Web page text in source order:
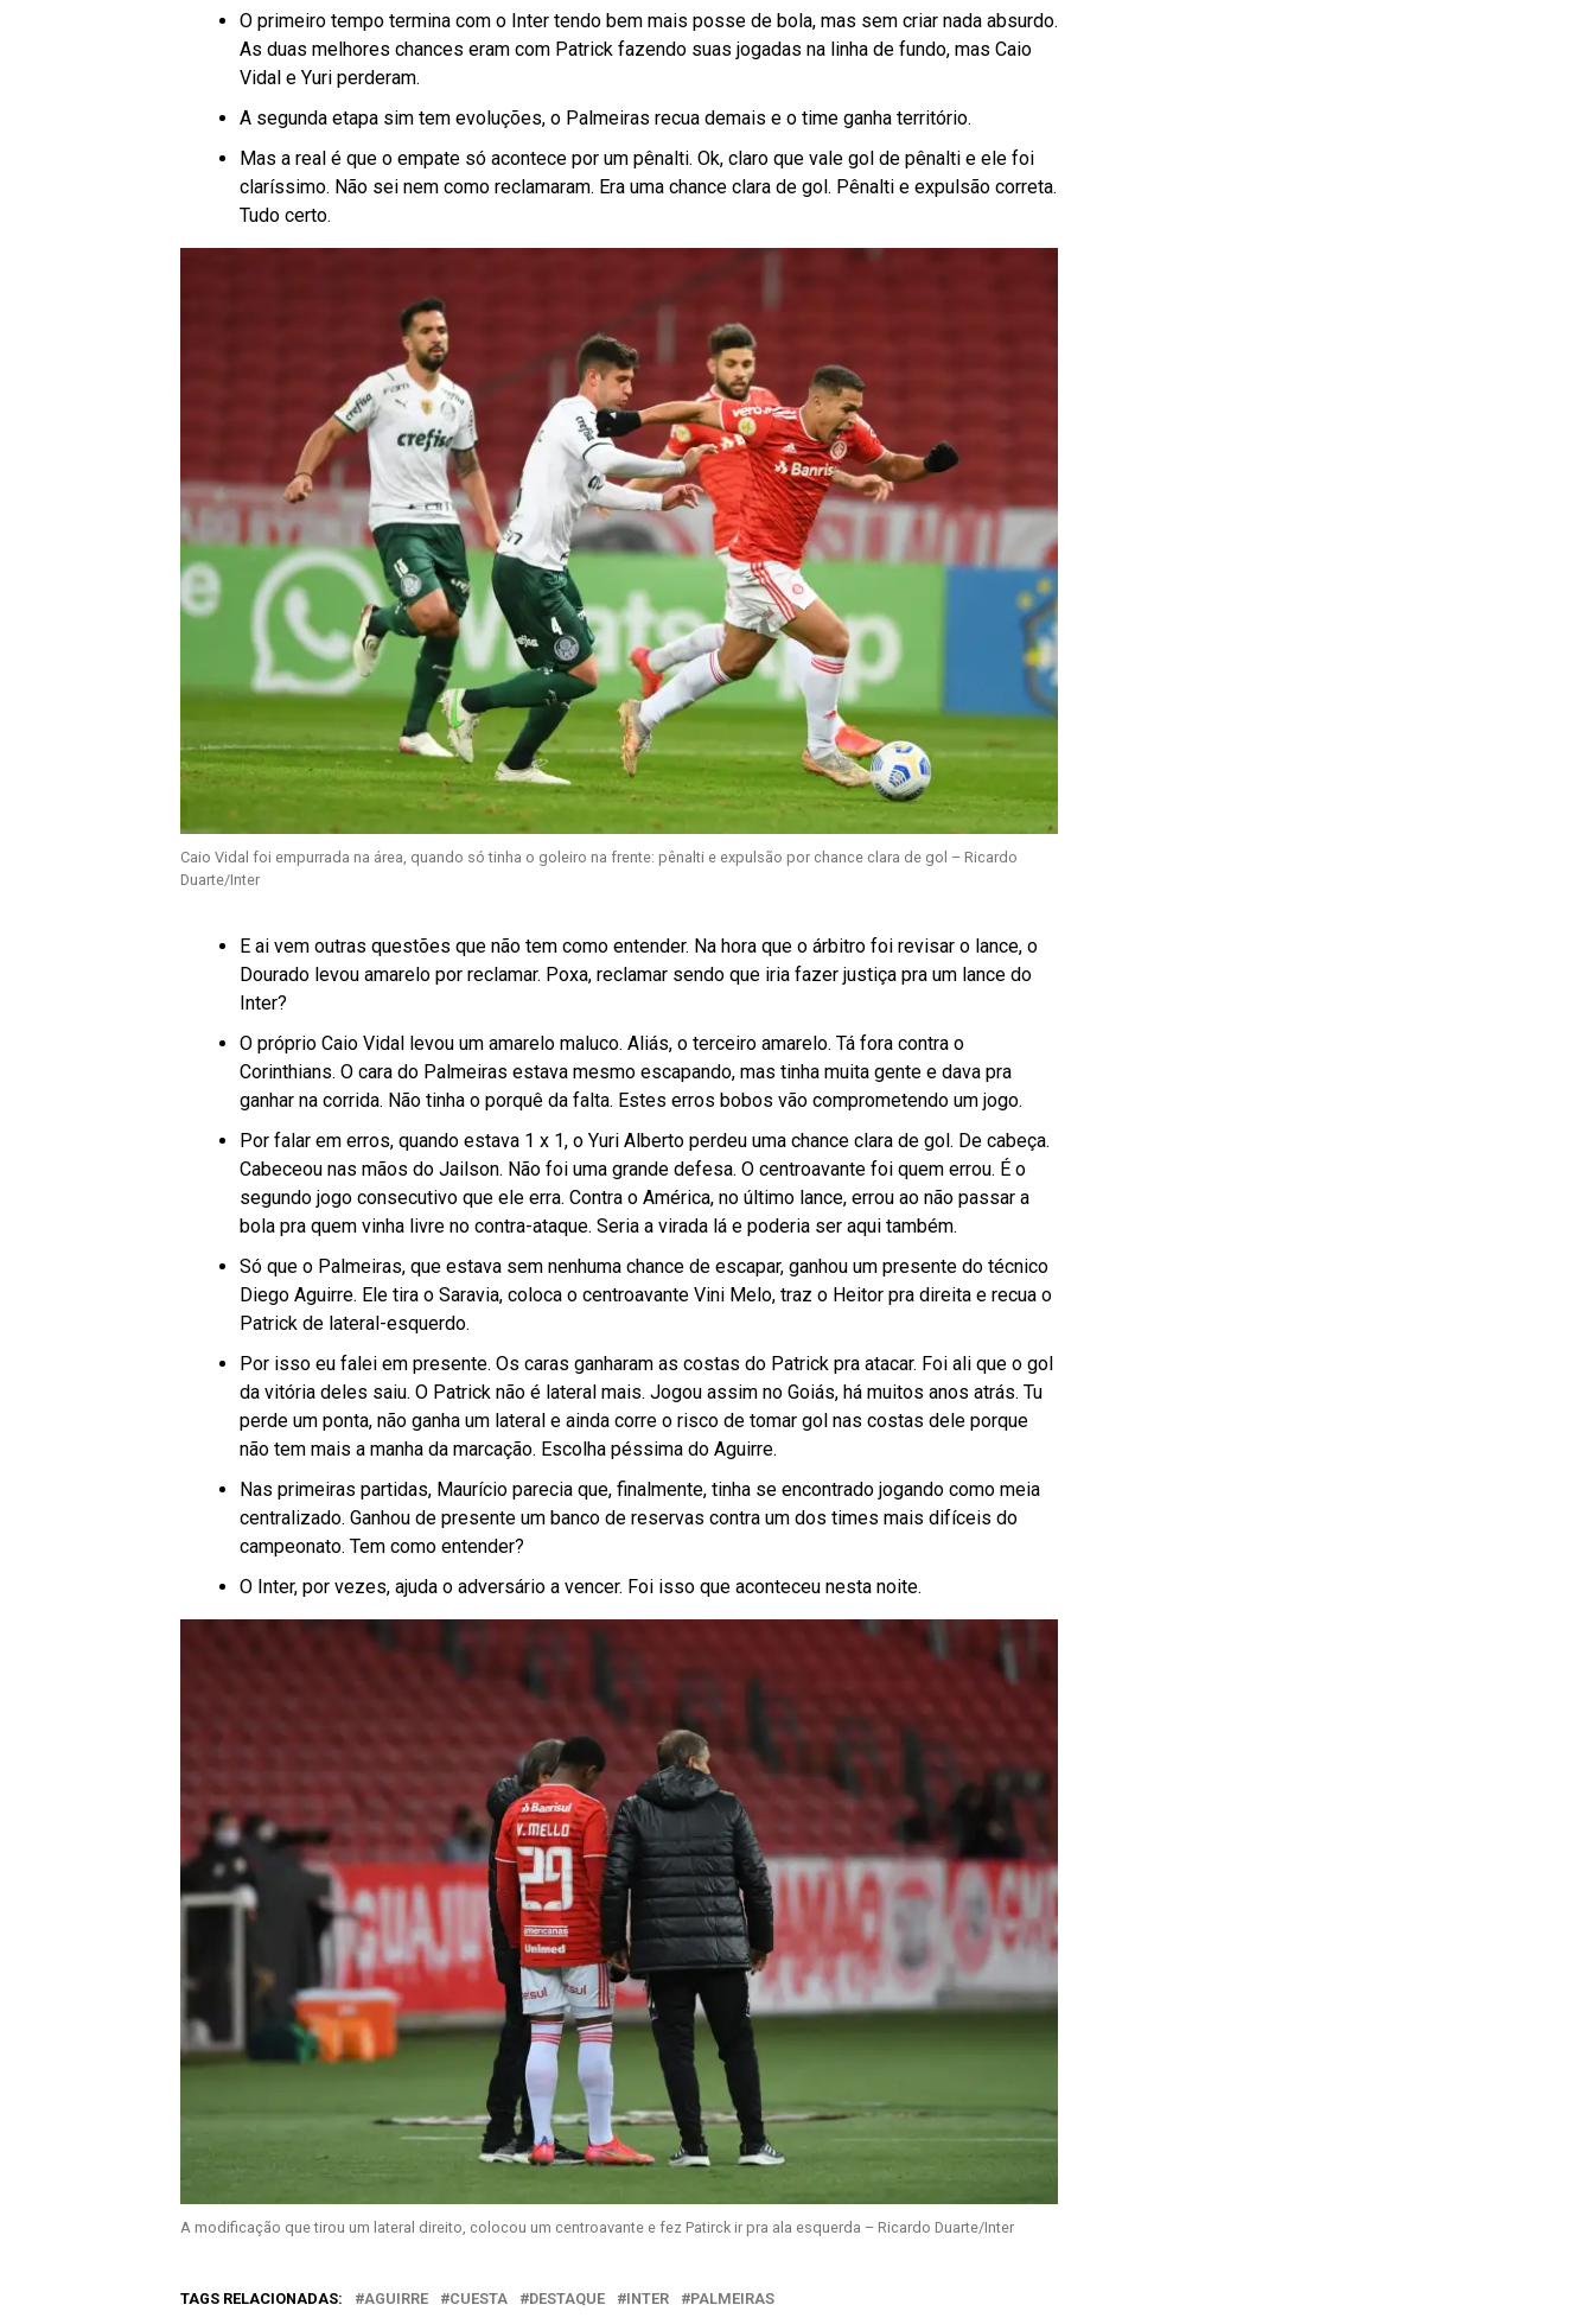
O primeiro tempo termina com o Inter tendo bem mais posse de bola, mas sem criar nada absurdo.
As duas melhores chances eram com Patrick fazendo suas jogadas na linha de fundo, mas Caio
Vidal e Yuri perderam.
A segunda etapa sim tem evoluções, o Palmeiras recua demais e o time ganha território.
Mas a real é que o empate só acontece por um pênalti. Ok, claro que vale gol de pênalti e ele foi
claríssimo. Não sei nem como reclamaram. Era uma chance clara de gol. Pênalti e expulsão correta.
Tudo certo.
Caio Vidal foi empurrada na área, quando só tinha o goleiro na frente: pênalti e expulsão por chance clara de gol – Ricardo
Duarte/Inter
E ai vem outras questões que não tem como entender. Na hora que o árbitro foi revisar o lance, o
Dourado levou amarelo por reclamar. Poxa, reclamar sendo que iria fazer justiça pra um lance do
Inter?
O próprio Caio Vidal levou um amarelo maluco. Aliás, o terceiro amarelo. Tá fora contra o
Corinthians. O cara do Palmeiras estava mesmo escapando, mas tinha muita gente e dava pra
ganhar na corrida. Não tinha o porquê da falta. Estes erros bobos vão comprometendo um jogo.
Por falar em erros, quando estava 1 x 1, o Yuri Alberto perdeu uma chance clara de gol. De cabeça.
Cabeceou nas mãos do Jailson. Não foi uma grande defesa. O centroavante foi quem errou. É o
segundo jogo consecutivo que ele erra. Contra o América, no último lance, errou ao não passar a
bola pra quem vinha livre no contra-ataque. Seria a virada lá e poderia ser aqui também.
Só que o Palmeiras, que estava sem nenhuma chance de escapar, ganhou um presente do técnico
Diego Aguirre. Ele tira o Saravia, coloca o centroavante Vini Melo, traz o Heitor pra direita e recua o
Patrick de lateral-esquerdo.
Por isso eu falei em presente. Os caras ganharam as costas do Patrick pra atacar. Foi ali que o gol
da vitória deles saiu. O Patrick não é lateral mais. Jogou assim no Goiás, há muitos anos atrás. Tu
perde um ponta, não ganha um lateral e ainda corre o risco de tomar gol nas costas dele porque
não tem mais a manha da marcação. Escolha péssima do Aguirre.
Nas primeiras partidas, Maurício parecia que, finalmente, tinha se encontrado jogando como meia
centralizado. Ganhou de presente um banco de reservas contra um dos times mais difíceis do
campeonato. Tem como entender?
O Inter, por vezes, ajuda o adversário a vencer. Foi isso que aconteceu nesta noite.
A modificação que tirou um lateral direito, colocou um centroavante e fez Patirck ir pra ala esquerda – Ricardo Duarte/Inter
TAGS RELACIONADAS: AGUIRRE CUESTA DESTAQUE INTER PALMEIRAS